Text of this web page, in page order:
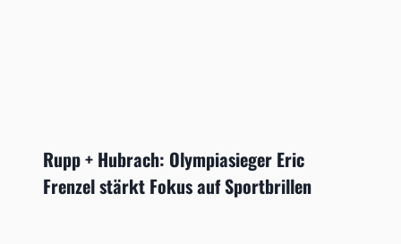
Rupp + Hubrach: Olympiasieger Eric
Frenzel stärkt Fokus auf Sportbrillen